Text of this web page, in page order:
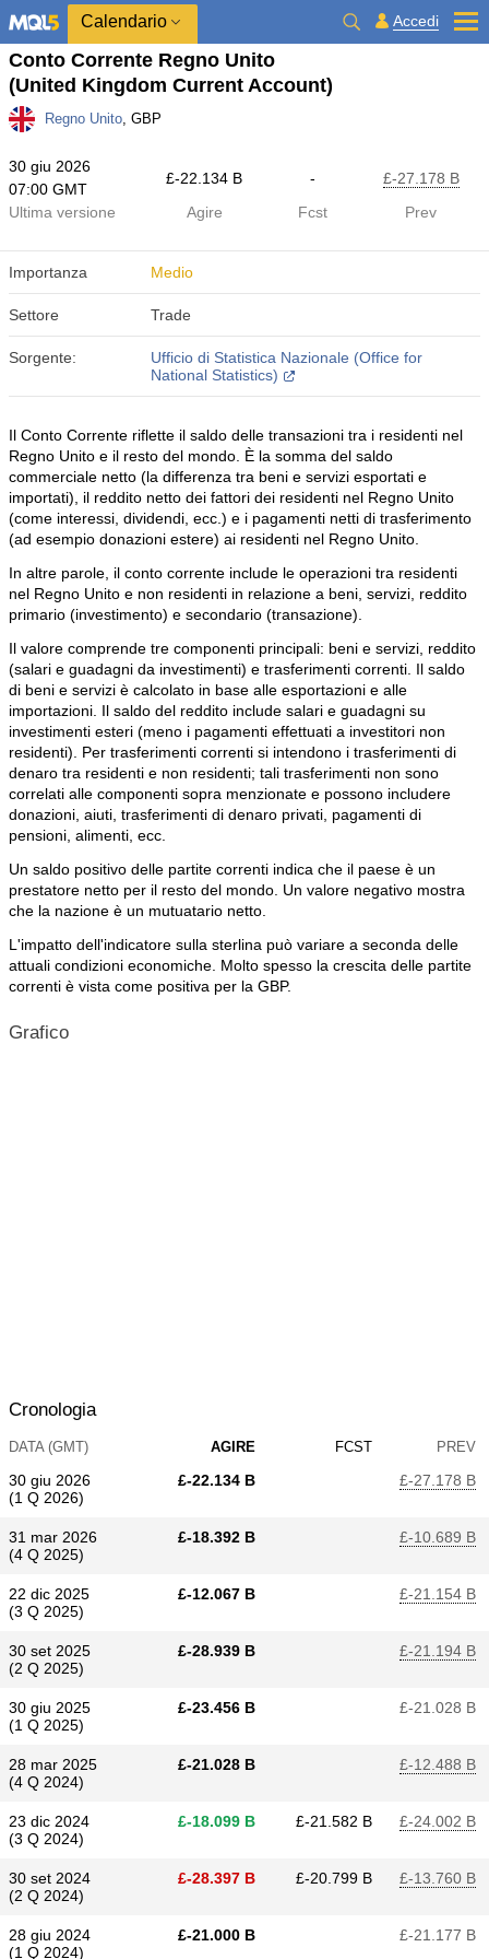
Calendario Accedi
Conto Corrente Regno Unito
(United Kingdom Current Account)
Regno Unito, GBP
30 giu 2026
07:00 GMT
£​-22.134 B -
£​-27.178 B
Ultima versione
Agire Fcst Prev
Importanza Medio
Settore Trade
Sorgente:
Ufficio di Statistica Nazionale (Office for
National Statistics)
Il Conto Corrente riflette il saldo delle transazioni tra i residenti nel
Regno Unito e il resto del mondo. È la somma del saldo
commerciale netto (la differenza tra beni e servizi esportati e
importati), il reddito netto dei fattori dei residenti nel Regno Unito
(come interessi, dividendi, ecc.) e i pagamenti netti di trasferimento
(ad esempio donazioni estere) ai residenti nel Regno Unito.
In altre parole, il conto corrente include le operazioni tra residenti
nel Regno Unito e non residenti in relazione a beni, servizi, reddito
primario (investimento) e secondario (transazione).
Il valore comprende tre componenti principali: beni e servizi, reddito
(salari e guadagni da investimenti) e trasferimenti correnti. Il saldo
di beni e servizi è calcolato in base alle esportazioni e alle
importazioni. Il saldo del reddito include salari e guadagni su
investimenti esteri (meno i pagamenti effettuati a investitori non
residenti). Per trasferimenti correnti si intendono i trasferimenti di
denaro tra residenti e non residenti; tali trasferimenti non sono
correlati alle componenti sopra menzionate e possono includere
donazioni, aiuti, trasferimenti di denaro privati, pagamenti di
pensioni, alimenti, ecc.
Un saldo positivo delle partite correnti indica che il paese è un
prestatore netto per il resto del mondo. Un valore negativo mostra
che la nazione è un mutuatario netto.
L'impatto dell'indicatore sulla sterlina può variare a seconda delle
attuali condizioni economiche. Molto spesso la crescita delle partite
correnti è vista come positiva per la GBP.
Grafico
Cronologia
DATA (GMT) AGIRE FCST PREV
30 giu 2026
(1 Q 2026)
£​-22.134 B £​-27.178 B
31 mar 2026
(4 Q 2025)
£​-18.392 B £​-10.689 B
22 dic 2025
(3 Q 2025)
£​-12.067 B £​-21.154 B
30 set 2025
(2 Q 2025)
£​-28.939 B £​-21.194 B
30 giu 2025
(1 Q 2025)
£​-23.456 B £​-21.028 B
28 mar 2025
(4 Q 2024)
£​-21.028 B £​-12.488 B
23 dic 2024
(3 Q 2024)
£​-18.099 B £​-21.582 B £​-24.002 B
30 set 2024
(2 Q 2024)
£​-28.397 B £​-20.799 B £​-13.760 B
28 giu 2024
(1 Q 2024)
£​-21.000 B £​-21.177 B